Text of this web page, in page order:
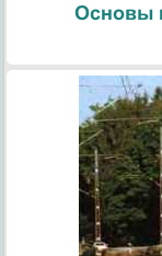
Основы